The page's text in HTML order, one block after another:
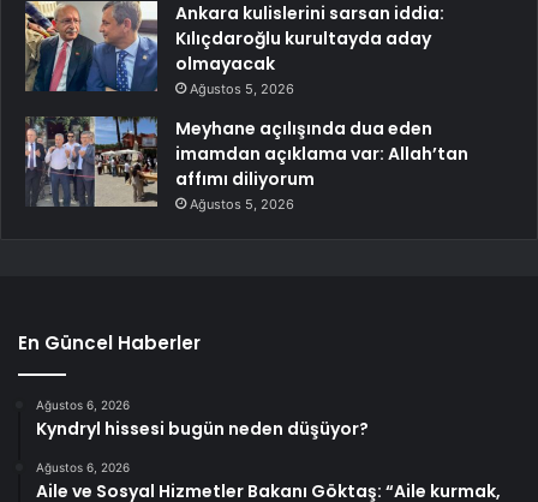
Ankara kulislerini sarsan iddia:
Kılıçdaroğlu kurultayda aday
olmayacak
Ağustos 5, 2026
Meyhane açılışında dua eden
imamdan açıklama var: Allah’tan
affımı diliyorum
Ağustos 5, 2026
En Güncel Haberler
Ağustos 6, 2026
Kyndryl hissesi bugün neden düşüyor?
Ağustos 6, 2026
Aile ve Sosyal Hizmetler Bakanı Göktaş: “Aile kurmak,